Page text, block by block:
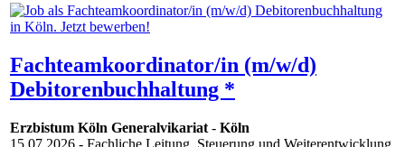
Fachteamkoordinator/in (m/w/d)
Debitorenbuchhaltung *
Erzbistum Köln Generalvikariat - Köln